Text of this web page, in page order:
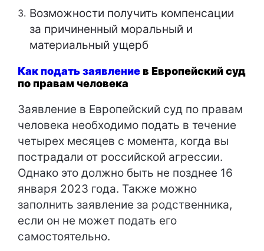
Возможности получить компенсации
за причиненный моральный и
материальный ущерб
Как подать заявлениев Европейский суд
по правам человека
Заявление в Европейский суд по правам
человека необходимо подать в течение
четырех месяцев с момента, когда вы
пострадали от российской агрессии.
Однако это должно быть не позднее 16
января 2023 года. Также можно
заполнить заявление за родственника,
если он не может подать его
самостоятельно.